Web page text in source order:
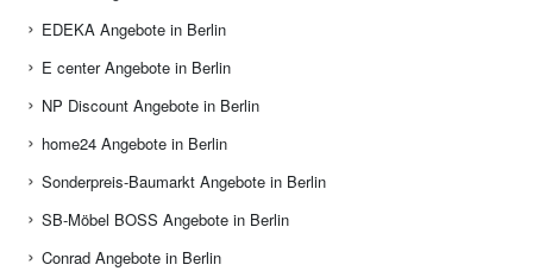
EDEKA Angebote in Berlin
E center Angebote in Berlin
NP Discount Angebote in Berlin
home24 Angebote in Berlin
Sonderpreis-Baumarkt Angebote in Berlin
SB-Möbel BOSS Angebote in Berlin
Conrad Angebote in Berlin